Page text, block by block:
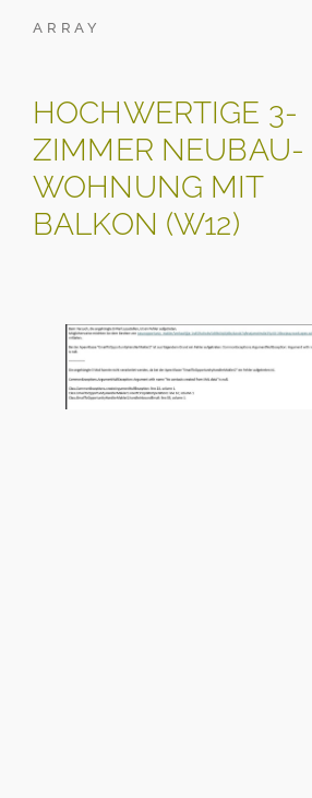
ARRAY
HOCHWERTIGE 3-
ZIMMER NEUBAU-
WOHNUNG MIT
BALKON (W12)